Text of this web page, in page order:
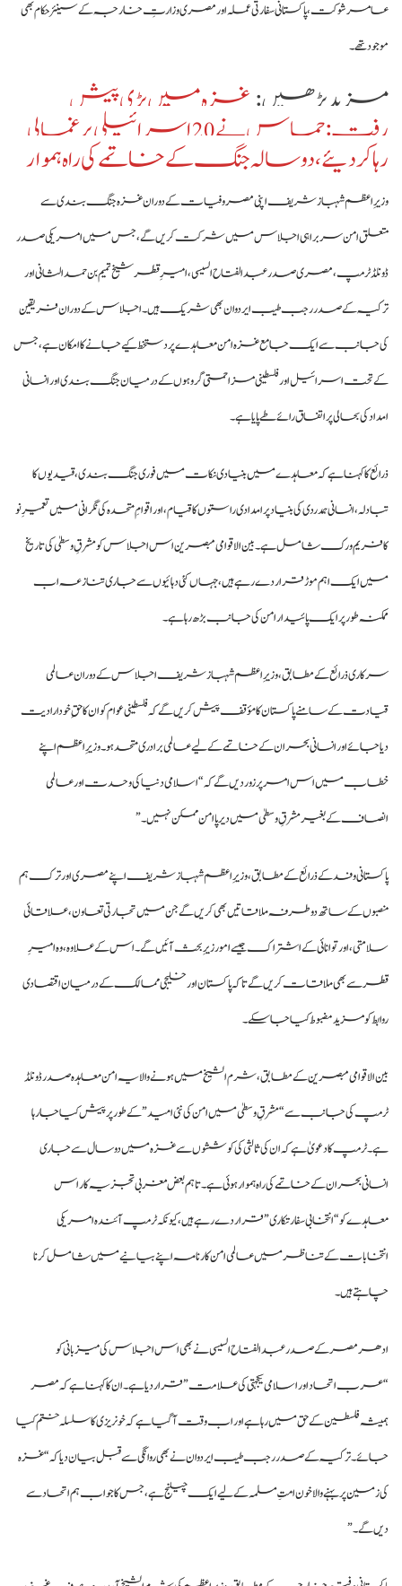
عامر شوکت، پاکستانی سفارتی عملہ اور مصری وزارتِ خارجہ کے سینئر حکام بھی
موجود تھے۔
مزید پڑھیں :غزہ میں بڑی پیش
رفت: حماس نے 20 اسرائیلی یرغمالی
رہا کردیئے، دو سالہ جنگ کے خاتمے کی راہ ہموار
وزیرِ اعظم شہباز شریف اپنی مصروفیات کے دوران غزہ جنگ بندی سے
متعلق امن سربراہی اجلاس میں شرکت کریں گے، جس میں امریکی صدر
ڈونلڈ ٹرمپ، مصری صدر عبدالفتاح السیسی، امیرِ قطر شیخ تمیم بن حمد الثانی اور
ترکیہ کے صدر رجب طیب ایردوان بھی شریک ہیں۔ اجلاس کے دوران فریقین
کی جانب سے ایک جامع غزہ امن معاہدے پر دستخط کیے جانے کا امکان ہے، جس
کے تحت اسرائیل اور فلسطینی مزاحمتی گروہوں کے درمیان جنگ بندی اور انسانی
امداد کی بحالی پر اتفاق رائے طے پایا ہے۔
ذرائع کا کہنا ہے کہ معاہدے میں بنیادی نکات میں فوری جنگ بندی، قیدیوں کا
تبادلہ، انسانی ہمدردی کی بنیاد پر امدادی راستوں کا قیام، اور اقوامِ متحدہ کی نگرانی میں تعمیرِ نو
کا فریم ورک شامل ہے۔ بین الاقوامی مبصرین اس اجلاس کو مشرقِ وسطیٰ کی تاریخ
میں ایک اہم موڑ قرار دے رہے ہیں، جہاں کئی دہائیوں سے جاری تنازعہ اب
ممکنہ طور پر ایک پائیدار امن کی جانب بڑھ رہا ہے۔
سرکاری ذرائع کے مطابق، وزیرِ اعظم شہباز شریف اجلاس کے دوران عالمی
قیادت کے سامنے پاکستان کا مؤقف پیش کریں گے کہ فلسطینی عوام کو ان کا حقِ خودارادیت
دیا جائے اور انسانی بحران کے خاتمے کے لیے عالمی برادری متحد ہو۔ وزیرِ اعظم اپنے
خطاب میں اس امر پر زور دیں گے کہ “اسلامی دنیا کی وحدت اور عالمی
انصاف کے بغیر مشرقِ وسطیٰ میں دیرپا امن ممکن نہیں۔”
پاکستانی وفد کے ذرائع کے مطابق، وزیرِ اعظم شہباز شریف اپنے مصری اور ترک ہم
منصبوں کے ساتھ دوطرفہ ملاقاتیں بھی کریں گے جن میں تجارتی تعاون، علاقائی
سلامتی، اور توانائی کے اشتراک جیسے امور زیرِ بحث آئیں گے۔ اس کے علاوہ، وہ امیرِ
قطر سے بھی ملاقات کریں گے تاکہ پاکستان اور خلیجی ممالک کے درمیان اقتصادی
روابط کو مزید مضبوط کیا جا سکے۔
بین الاقوامی مبصرین کے مطابق، شرم الشیخ میں ہونے والا یہ امن معاہدہ صدر ڈونلڈ
ٹرمپ کی جانب سے “مشرقِ وسطیٰ میں امن کی نئی امید” کے طور پر پیش کیا جا رہا
ہے۔ ٹرمپ کا دعویٰ ہے کہ ان کی ثالثی کی کوششوں سے غزہ میں دو سال سے جاری
انسانی بحران کے خاتمے کی راہ ہموار ہوئی ہے۔ تاہم بعض مغربی تجزیہ کار اس
معاہدے کو “انتخابی سفارتکاری” قرار دے رہے ہیں، کیونکہ ٹرمپ آئندہ امریکی
انتخابات کے تناظر میں عالمی امن کارنامہ اپنے بیانیے میں شامل کرنا
چاہتے ہیں۔
ادھر مصر کے صدر عبدالفتاح السیسی نے بھی اس اجلاس کی میزبانی کو
“عرب اتحاد اور اسلامی یکجہتی کی علامت” قرار دیا ہے۔ ان کا کہنا ہے کہ مصر
ہمیشہ فلسطین کے حق میں رہا ہے اور اب وقت آگیا ہے کہ خونریزی کا سلسلہ ختم کیا
جائے۔ ترکیہ کے صدر رجب طیب ایردوان نے بھی روانگی سے قبل بیان دیا کہ “غزہ
کی زمین پر بہنے والا خون امتِ مسلمہ کے لیے ایک چیلنج ہے، جس کا جواب ہم اتحاد سے
دیں گے۔”